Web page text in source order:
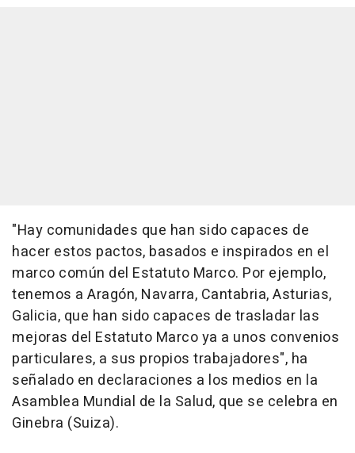
"Hay comunidades que han sido capaces de
hacer estos pactos, basados e inspirados en el
marco común del Estatuto Marco. Por ejemplo,
tenemos a Aragón, Navarra, Cantabria, Asturias,
Galicia, que han sido capaces de trasladar las
mejoras del Estatuto Marco ya a unos convenios
particulares, a sus propios trabajadores", ha
señalado en declaraciones a los medios en la
Asamblea Mundial de la Salud, que se celebra en
Ginebra (Suiza).